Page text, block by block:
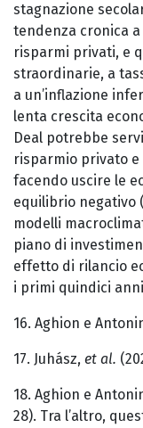
stagnazione
tendenza cronica
risparmi privati, e
straordinarie, a
a un’inflazione
lenta crescita
Deal potrebbe
risparmio privato
facendo uscire le
equilibrio negativo
modelli
piano di
effetto di rilancio
i primi quindici anni
16. Aghion e
17. Juhász, et al.
18. Aghion e
28). Tra l’altro,